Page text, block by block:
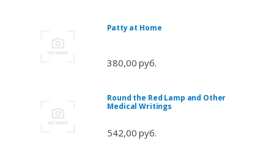
Patty at Home
380,00 руб.
Round the Red Lamp and Other
Medical Writings
542,00 руб.